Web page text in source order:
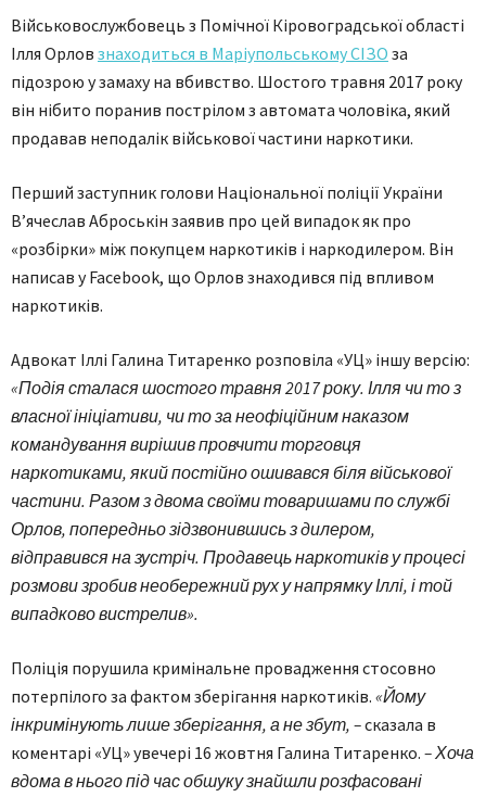
Військовослужбовець з Помічної Кіровоградської області
Ілля Орлов знаходиться в Маріупольському СІЗО за
підозрою у замаху на вбивство. Шостого травня 2017 року
він нібито поранив пострілом з автомата чоловіка, який
продавав неподалік військової частини наркотики.
Перший заступник голови Національної поліції України
В’ячеслав Аброськін заявив про цей випадок як про
«розбірки» між покупцем наркотиків і наркодилером. Він
написав у Facebook, що Орлов знаходився під впливом
наркотиків.
Адвокат Іллі Галина Титаренко розповіла «УЦ» іншу версію:
«Подія сталася шостого травня 2017 року. Ілля чи то з
власної ініціативи, чи то за неофіційним наказом
командування вирішив провчити торговця
наркотиками, який постійно ошивався біля військової
частини. Разом з двома своїми товаришами по службі
Орлов, попередньо зідзвонившись з дилером,
відправився на зустріч. Продавець наркотиків у процесі
розмови зробив необережний рух у напрямку Іллі, і той
випадково вистрелив».
Поліція порушила кримінальне провадження стосовно
потерпілого за фактом зберігання наркотиків. «Йому
інкримінують лише зберігання, а не збут, –сказала в
коментарі «УЦ» увечері 16 жовтня Галина Титаренко. – Хоча
вдома в нього під час обшуку знайшли розфасовані